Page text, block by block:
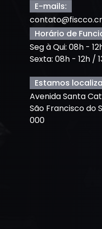
E-mails:
Horário de
Seg à Qui: 08h -
Sexta: 08h - 12h /
Estamos
Avenida Santa
São Francisco do
000